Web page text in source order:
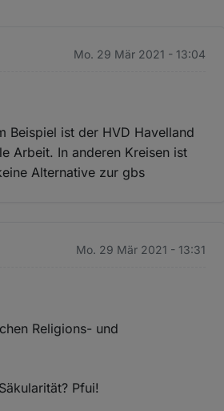
Mo. 29 Mär 2021 - 13:04
Beispiel ist der HVD Havelland
Arbeit. In anderen Kreisen ist
Alternative zur gbs
Mo. 29 Mär 2021 - 13:31
Religions- und
Pfui!